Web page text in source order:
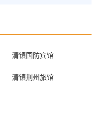
清镇国防宾馆
清镇荆州旅馆